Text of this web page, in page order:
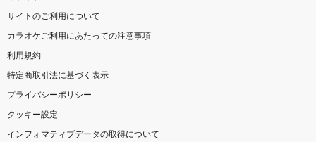
サイトのご利用について
カラオケご利用にあたっての注意事項
利用規約
特定商取引法に基づく表示
プライバシーポリシー
クッキー設定
インフォマティブデータの取得について